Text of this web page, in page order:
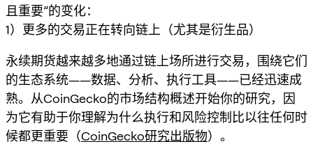
且重要”的变化：
1）更多的交易正在转向链上（尤其是衍生品）
永续期货越来越多地通过链上场所进行交易，围绕它们
的生态系统——数据、分析、执行工具——已经迅速成
熟。从CoinGecko的市场结构概述开始你的研究，因
为它有助于你理解为什么执行和风险控制比以往任何时
候都更重要（CoinGecko研究出版物）。